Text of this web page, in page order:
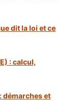
dit la loi et ce
: calcul,
démarches et